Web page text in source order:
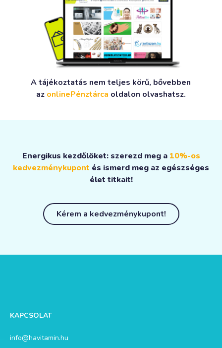
A tájékoztatás nem teljes körű, bővebben
az onlinePénztárca oldalon olvashatsz.
Energikus kezdőlöket: szerezd meg a10%-os
kedvezménykupont és ismerd meg az egészséges
élet titkait!
Kérem a kedvezménykupont!
KAPCSOLAT
info@havitamin.hu